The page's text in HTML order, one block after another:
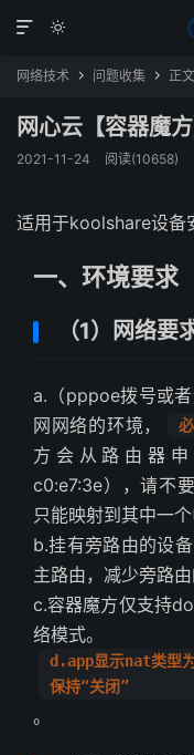


网络技术  问题收集  正文
网心云【容器魔
2021-11-24 阅读(10658)
适用于koolshare设备
一、环境要求
（1）网络要
a.（pppoe拨号或
网网络的环境，
方会从路由器
c0:e7:3e），请不
只能映射到其中一个
b.挂有旁路由的设
主路由，减少旁路由
c.容器魔方仅支持
络模式。
d.app显示nat类型为
保持“关闭”
。